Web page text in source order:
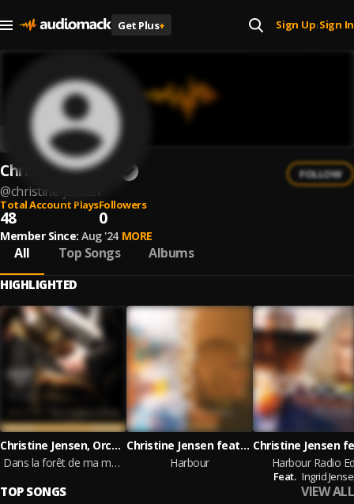
Get Plus+ Sign Up| Sign In
Christine Jensen
@christine-jensen
FOLLOW
Total Account Plays
48
Followers
0
Member Since: Aug '24 MORE
All Top Songs Albums
HIGHLIGHTED
Christine Jensen, Orchestre national de jazz de Montréal
Dans la forêt de ma mémoire (En concert à l'Astral)
Christine Jensen featuring Ingrid Jensen
Harbour
Harbour Radio
Feat. Ingrid
TOP SONGS VIEW ALL